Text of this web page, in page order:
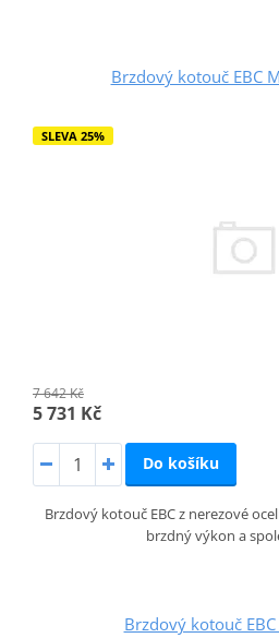
Brzdový kotouč EBC
SLEVA 25%
7 642 Kč
5 731 Kč
Do košíku
Brzdový kotouč EBC z nerezové
brzdný výkon a
Brzdový kotouč